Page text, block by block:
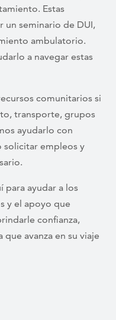
Estas
un seminario de DUI,
ambulatorio.
a navegar estas
comunitarios si
transporte, grupos
ayudarlo con
solicitar empleos y
para ayudar a los
y el apoyo que
confianza,
avanza en su viaje